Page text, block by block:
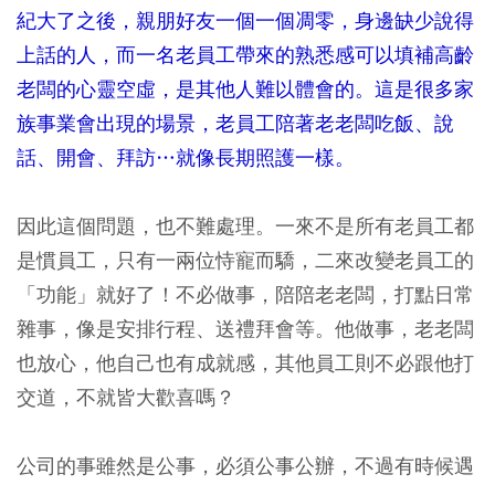
紀大了之後，親朋好友一個一個凋零，身邊缺少說得
上話的人，而一名老員工帶來的熟悉感可以填補高齡
老闆的心靈空虛，是其他人難以體會的。這是很多家
族事業會出現的場景，老員工陪著老老闆吃飯、說
話、開會、拜訪…就像長期照護一樣。
因此這個問題，也不難處理。一來不是所有老員工都
是慣員工，只有一兩位恃寵而驕，二來改變老員工的
「功能」就好了！不必做事，陪陪老老闆，打點日常
雜事，像是安排行程、送禮拜會等。他做事，老老闆
也放心，他自己也有成就感，其他員工則不必跟他打
交道，不就皆大歡喜嗎？
公司的事雖然是公事，必須公事公辦，不過有時候遇